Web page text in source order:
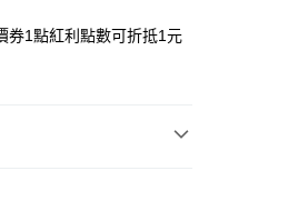
券1點紅利點數可折抵1元